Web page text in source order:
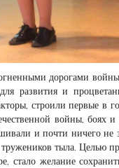
дорогами
развития и
строили первые в
войны, боях
и почти ничего
тыла. Целью
стало желание